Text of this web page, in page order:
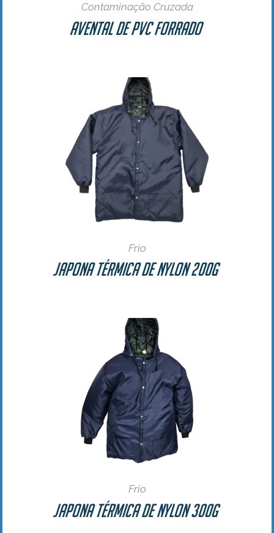
Contaminação Cruzada
Avental De PVC Forrado
Frio
Japona Térmica de Nylon 200g
Frio
Japona Térmica de Nylon 300g